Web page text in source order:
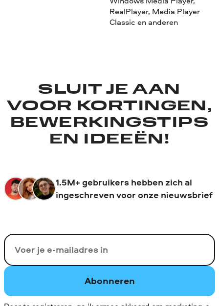
RealPlayer, Media Player
Classic en anderen
SLUIT JE AAN
VOOR KORTINGEN,
BEWERKINGSTIPS
EN IDEEËN!
1.5M+ gebruikers hebben zich al
ingeschreven voor onze nieuwsbrief
Uw e-mail
Abonneren